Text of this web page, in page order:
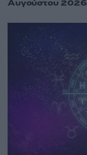
Αυγούστου 2026